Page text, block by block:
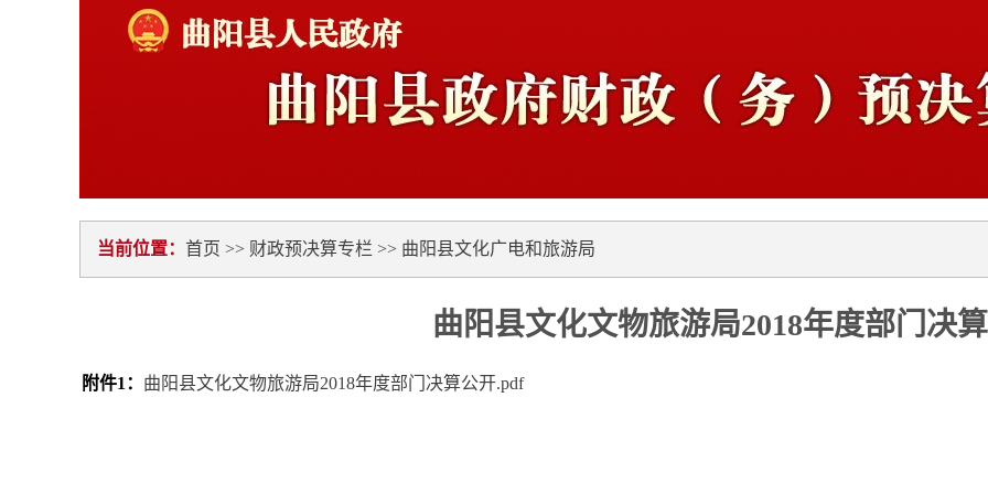
当前位置： 首页 >> 财政预决算专栏 >> 曲阳县文化广电和旅游局
曲阳县文化文物旅游局2018年度部门决
附件1： 曲阳县文化文物旅游局2018年度部门决算公开.pdf